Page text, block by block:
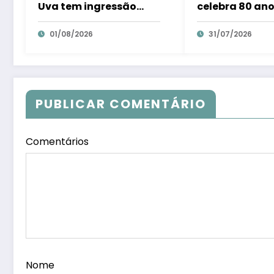
Uva tem ingressão
gratuita e distribui 250
litros de suco em Santa
01/08/2026
celebra 80
colonização
com tradição e
polenta – Em
31/07/2026
PUBLICAR COMENTÁRIO
Comentários
Nome